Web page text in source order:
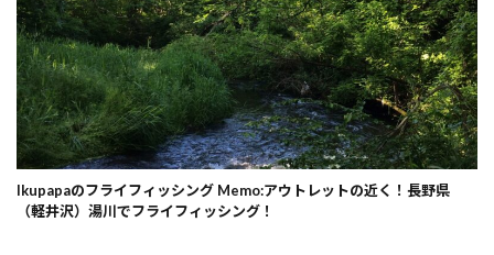
Ikupapaのフライフィッシング Memo:アウトレットの近く！長野県
（軽井沢）湯川でフライフィッシング！